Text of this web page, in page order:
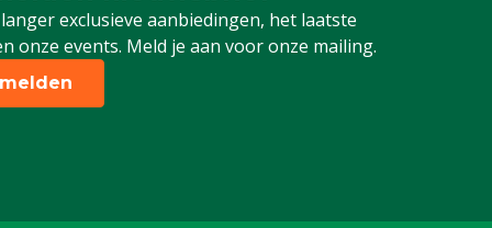
exclusieve aanbiedingen, het laatste
onze events. Meld je aan voor onze mailing.